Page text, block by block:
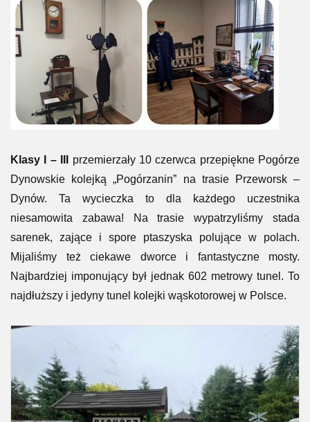
Klasy I – III
przemierzały 10 czerwca przepiękne Pogórze
Dynowskie kolejką „Pogórzanin” na trasie Przeworsk –
Dynów. Ta wycieczka to dla każdego uczestnika
niesamowita zabawa! Na trasie wypatrzyliśmy stada
sarenek, zające i spore ptaszyska polujące w polach.
Mijaliśmy też ciekawe dworce i fantastyczne mosty.
Najbardziej imponujący był jednak 602 metrowy tunel. To
najdłuższy i jedyny tunel kolejki wąskotorowej w Polsce.